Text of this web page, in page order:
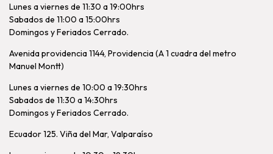
Lunes a viernes de 11:30 a 19:00hrs
Sabados de 11:00 a 15:00hrs
Domingos y Feriados Cerrado.
Avenida providencia 1144, Providencia (A 1 cuadra del metro
Manuel Montt)
Lunes a viernes de 10:00 a 19:30hrs
Sabados de 11:30 a 14:30hrs
Domingos y Feriados Cerrado.
Ecuador 125. Viña del Mar, Valparaíso